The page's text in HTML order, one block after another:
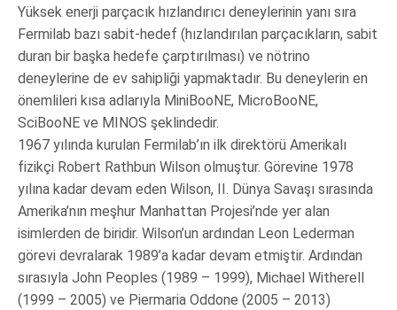
Yüksek enerji parçacık hızlandırıcı deneylerinin yanı sıra
Fermilab bazı sabit-hedef (hızlandırılan parçacıkların, sabit
duran bir başka hedefe çarptırılması) ve nötrino
deneylerine de ev sahipliği yapmaktadır. Bu deneylerin en
önemlileri kısa adlarıyla MiniBooNE, MicroBooNE,
SciBooNE ve MINOS şeklindedir.
1967 yılında kurulan Fermilab’ın ilk direktörü Amerikalı
fizikçi Robert Rathbun Wilson olmuştur. Görevine 1978
yılına kadar devam eden Wilson, II. Dünya Savaşı sırasında
Amerika’nın meşhur Manhattan Projesi’nde yer alan
isimlerden de biridir. Wilson’un ardından Leon Lederman
görevi devralarak 1989’a kadar devam etmiştir. Ardından
sırasıyla John Peoples (1989 – 1999), Michael Witherell
(1999 – 2005) ve Piermaria Oddone (2005 – 2013)